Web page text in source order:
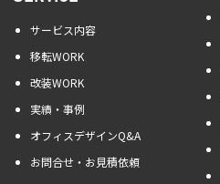
サービス内容
移転WORK
改装WORK
実績・事例
オフィスデザインQ&A
お問合せ・お見積依頼